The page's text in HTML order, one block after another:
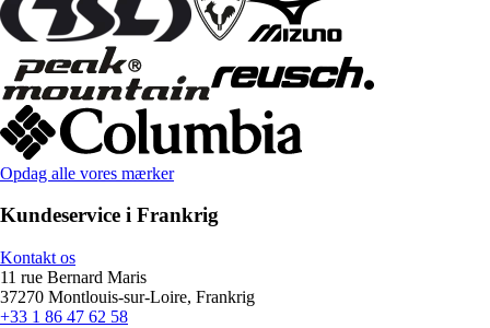
Opdag alle vores mærker
Kundeservice i Frankrig
Kontakt os
11 rue Bernard Maris
37270 Montlouis-sur-Loire, Frankrig
+33 1 86 47 62 58